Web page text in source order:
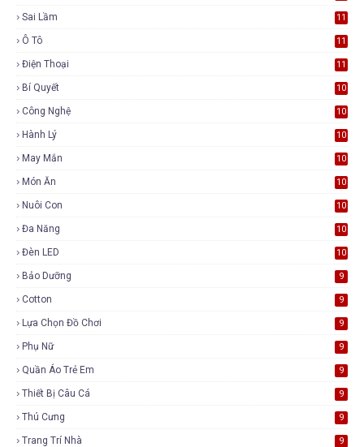
Sai Lầm 11
Ô Tô 11
Điện Thoại 11
Bí Quyết 10
Công Nghệ 10
Hành Lý 10
May Mắn 10
Món Ăn 10
Nuôi Con 10
Đa Năng 10
Đèn LED 10
Bảo Dưỡng 9
Cotton 9
Lựa Chọn Đồ Chơi 9
Phụ Nữ 9
Quần Áo Trẻ Em 9
Thiết Bị Câu Cá 9
Thú Cưng 9
Trang Trí Nhà 9